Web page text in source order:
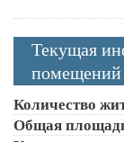
Текущая
помещений
Количество
Общая